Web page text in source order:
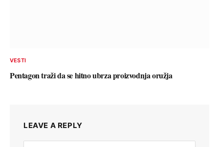
VESTI
Pentagon traži da se hitno ubrza proizvodnja oružja
LEAVE A REPLY